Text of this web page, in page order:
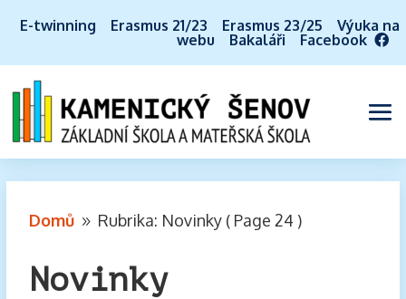
E-twinning Erasmus 21/23 Erasmus 23/25
Výuka na
webu
Bakaláři Facebook
Domů 9 Rubrika: Novinky( Page 24 )
Novinky